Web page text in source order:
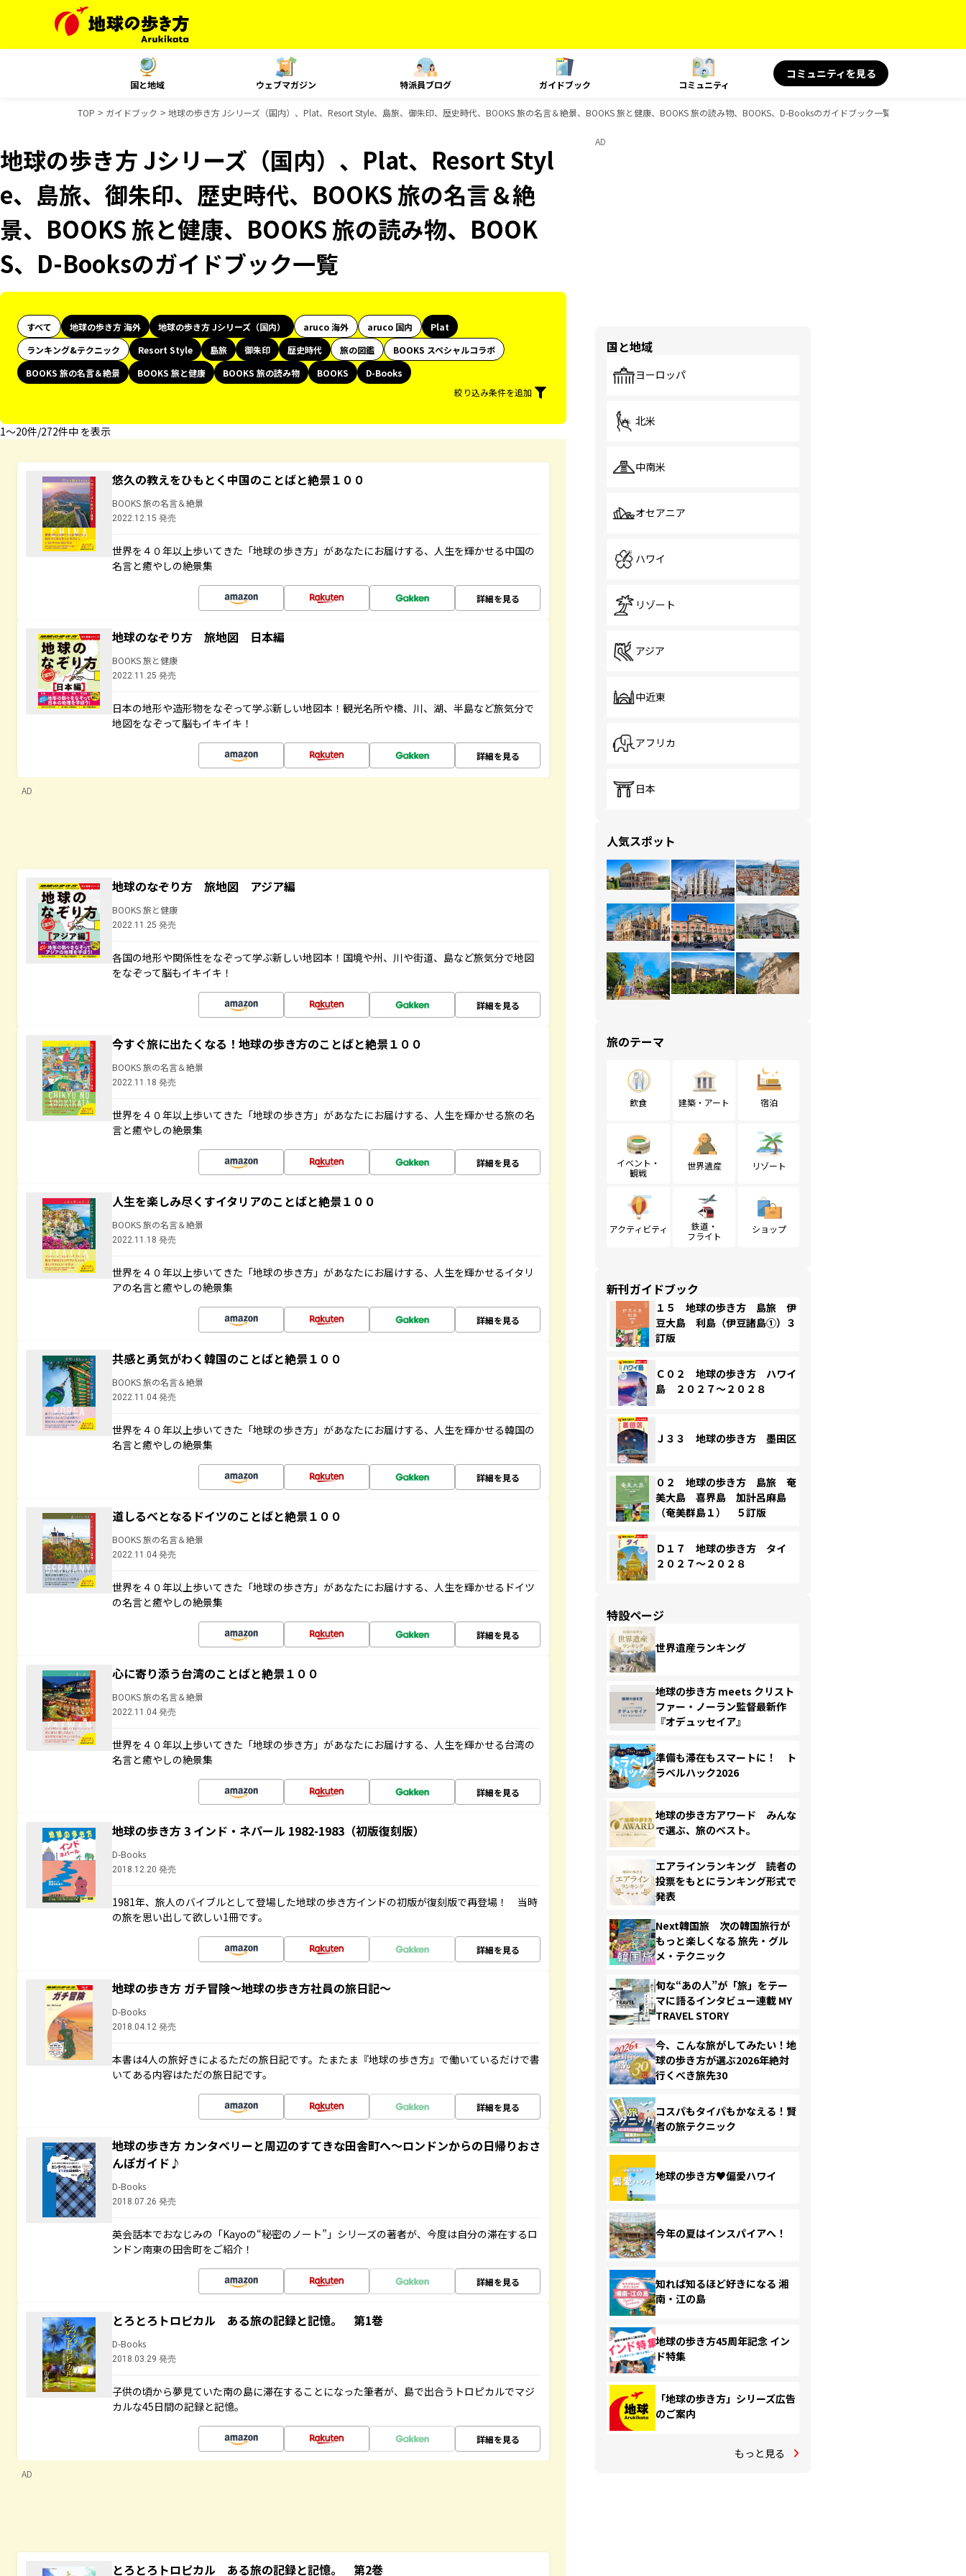
国と地域 ウェブマガジン 特派員ブログ ガイドブック コミュニティ
コミュニティを見る
TOP ガイドブック 地球の歩き方 Jシリーズ（国内）、Plat、Resort Style、島旅、御朱印、歴史時代、BOOKS 旅の名言＆絶景、BOOKS 旅と健康、BOOKS 旅の読み物、BOOKS、D-Booksのガイドブック一覧
地球の歩き方 Jシリーズ（国内）、Plat、Resort Styl
e、島旅、御朱印、歴史時代、BOOKS 旅の名言＆絶
景、BOOKS 旅と健康、BOOKS 旅の読み物、BOOK
S、D-Booksのガイドブック一覧
すべて 地球の歩き方 海外 地球の歩き方 Jシリーズ（国内） aruco 海外 aruco 国内
Plat
ランキング&テクニック
Resort Style 島旅 御朱印 歴史時代 旅の図鑑
BOOKS スペシャルコラボ
BOOKS 旅の名言＆絶景
BOOKS 旅と健康 BOOKS 旅の読み物 BOOKS
D-Books
絞り込み条件を追加
1〜20件/272件中 を表示
悠久の教えをひもとく中国のことばと絶景１００
BOOKS 旅の名言＆絶景
2022.12.15 発売
世界を４０年以上歩いてきた「地球の歩き方」があなたにお届けする、人生を輝かせる中国の
名言と癒やしの絶景集
詳細を見る
地球のなぞり方 旅地図 日本編
BOOKS 旅と健康
2022.11.25 発売
日本の地形や造形物をなぞって学ぶ新しい地図本！観光名所や橋、川、湖、半島など旅気分で
地図をなぞって脳もイキイキ！
詳細を見る
AD
地球のなぞり方 旅地図 アジア編
BOOKS 旅と健康
2022.11.25 発売
各国の地形や関係性をなぞって学ぶ新しい地図本！国境や州、川や街道、島など旅気分で地図
をなぞって脳もイキイキ！
詳細を見る
今すぐ旅に出たくなる！地球の歩き方のことばと絶景１００
BOOKS 旅の名言＆絶景
2022.11.18 発売
世界を４０年以上歩いてきた「地球の歩き方」があなたにお届けする、人生を輝かせる旅の名
言と癒やしの絶景集
詳細を見る
人生を楽しみ尽くすイタリアのことばと絶景１００
BOOKS 旅の名言＆絶景
2022.11.18 発売
世界を４０年以上歩いてきた「地球の歩き方」があなたにお届けする、人生を輝かせるイタリ
アの名言と癒やしの絶景集
詳細を見る
共感と勇気がわく韓国のことばと絶景１００
BOOKS 旅の名言＆絶景
2022.11.04 発売
世界を４０年以上歩いてきた「地球の歩き方」があなたにお届けする、人生を輝かせる韓国の
名言と癒やしの絶景集
詳細を見る
道しるべとなるドイツのことばと絶景１００
BOOKS 旅の名言＆絶景
2022.11.04 発売
世界を４０年以上歩いてきた「地球の歩き方」があなたにお届けする、人生を輝かせるドイツ
の名言と癒やしの絶景集
詳細を見る
心に寄り添う台湾のことばと絶景１００
BOOKS 旅の名言＆絶景
2022.11.04 発売
世界を４０年以上歩いてきた「地球の歩き方」があなたにお届けする、人生を輝かせる台湾の
名言と癒やしの絶景集
詳細を見る
地球の歩き方 3 インド・ネパール 1982-1983（初版復刻版）
D-Books
2018.12.20 発売
1981年、旅人のバイブルとして登場した地球の歩き方インドの初版が復刻版で再登場！ 当時
の旅を思い出して欲しい1冊です。
詳細を見る
地球の歩き方 ガチ冒険～地球の歩き方社員の旅日記～
D-Books
2018.04.12 発売
本書は4人の旅好きによるただの旅日記です。たまたま『地球の歩き方』で働いているだけで書
いてある内容はただの旅日記です。
詳細を見る
地球の歩き方 カンタベリーと周辺のすてきな田舎町へ～ロンドンからの日帰りおさ
んぽガイド♪
D-Books
2018.07.26 発売
英会話本でおなじみの「Kayoの“秘密のノート”」シリーズの著者が、今度は自分の滞在するロ
ンドン南東の田舎町をご紹介！
詳細を見る
とろとろトロピカル ある旅の記録と記憶。 第1巻
D-Books
2018.03.29 発売
子供の頃から夢見ていた南の島に滞在することになった筆者が、島で出合うトロピカルでマジ
カルな45日間の記録と記憶。
詳細を見る
AD
とろとろトロピカル ある旅の記録と記憶。 第2巻
AD
国と地域
ヨーロッパ
北米
中南米
オセアニア
ハワイ
リゾート
アジア
中近東
アフリカ
日本
人気スポット
旅のテーマ
飲食 建築・アート 宿泊
イベント・
観戦
世界遺産 リゾート
アクティビティ
鉄道・
フライト
ショップ
新刊ガイドブック
１５ 地球の歩き方 島旅 伊
豆大島 利島（伊豆諸島①）３
訂版
Ｃ０２ 地球の歩き方 ハワイ
島 ２０２７～２０２８
Ｊ３３ 地球の歩き方 墨田区
０２ 地球の歩き方 島旅 奄
美大島 喜界島 加計呂麻島
（奄美群島１） ５訂版
Ｄ１７ 地球の歩き方 タイ
２０２７～２０２８
特設ページ
世界遺産ランキング
地球の歩き方 meets クリスト
ファー・ノーラン監督最新作
『オデュッセイア』
準備も滞在もスマートに！ ト
ラベルハック2026
地球の歩き方アワード みんな
で選ぶ、旅のベスト。
エアラインランキング 読者の
投票をもとにランキング形式で
発表
Next韓国旅 次の韓国旅行が
もっと楽しくなる 旅先・グル
メ・テクニック
旬な“あの人”が「旅」をテー
マに語るインタビュー連載 MY
TRAVEL STORY
今、こんな旅がしてみたい！地
球の歩き方が選ぶ2026年絶対
行くべき旅先30
コスパもタイパもかなえる！賢
者の旅テクニック
地球の歩き方♥偏愛ハワイ
今年の夏はインスパイアへ！
知れば知るほど好きになる 湘
南・江の島
地球の歩き方45周年記念 イン
ド特集
「地球の歩き方」シリーズ広告
のご案内
もっと見る